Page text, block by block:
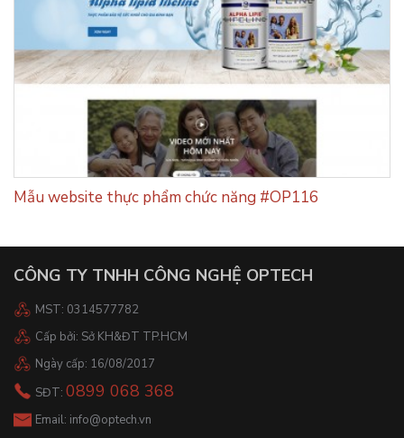
Mẫu website thực phẩm chức năng #OP116
CÔNG TY TNHH CÔNG NGHỆ OPTECH
MST: 0314577782
Cấp bởi: Sở KH&ĐT TP.HCM
Ngày cấp: 16/08/2017
SĐT: 0899 068 368
Email: info@optech.vn